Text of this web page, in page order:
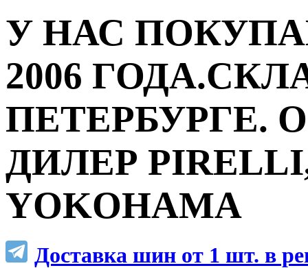
У НАС
2006
ПЕТЕРБУРГЕ.
ДИЛЕР
YOKOHAMA
Доставка шин от 1 шт. в